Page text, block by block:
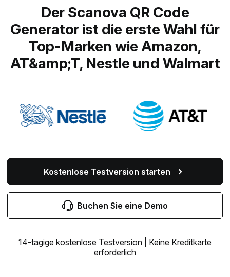
Der Scanova QR Code
Generator ist die erste Wahl für
Top-Marken wie Amazon,
AT&amp;T, Nestle und Walmart
Kostenlose Testversion starten
Buchen Sie eine Demo
14-tägige kostenlose Testversion | Keine Kreditkarte
erforderlich